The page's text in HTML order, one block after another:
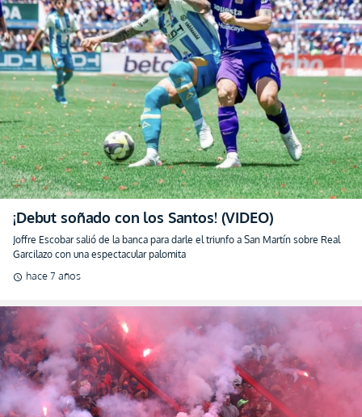
¡Debut soñado con los Santos! (VIDEO)
Joffre Escobar salió de la banca para darle el triunfo a San Martín sobre Real
Garcilazo con una espectacular palomita
schedule hace 7 años